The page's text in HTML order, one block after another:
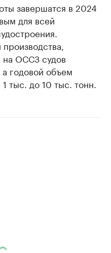
завершатся в 2024
для всей
на ОССЗ судов
годовой объем
тыс. до 10 тыс. тонн.